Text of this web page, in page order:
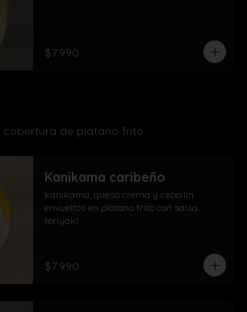
$7.990
cobertura de plátano frito.
Kanikama caribeño
kanikama, queso crema y cebollín
envueltos en plátano frito con salsa
teriyaki
$7.990